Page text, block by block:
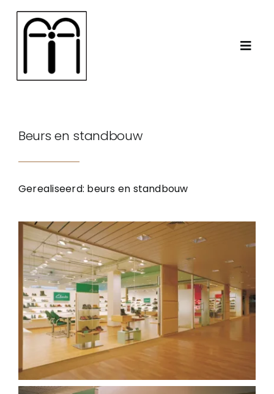
inhoud
Over ons
Keukens en interieur
Foto’s
Werkwijze
Showroom
Contact
Beurs en standbouw
Gerealiseerd: beurs en standbouw